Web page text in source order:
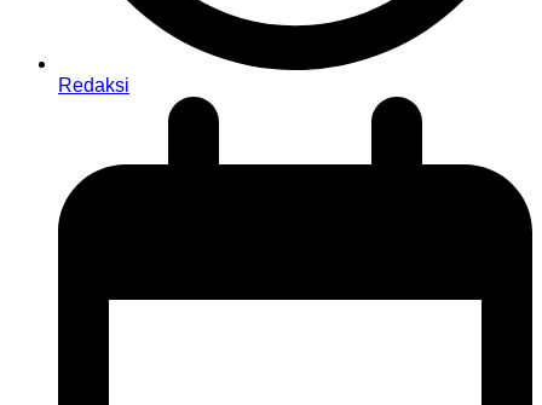
Redaksi